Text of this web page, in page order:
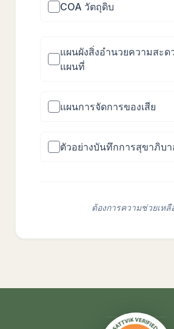
COA วัตถุดิบ
แผนผังสิ่งอำนวยความสะด
แผนที่
แผนการจัดการของเสีย
ตัวอย่างบันทึกการสุขาภิบา
ต้องการความช่วยเหลื